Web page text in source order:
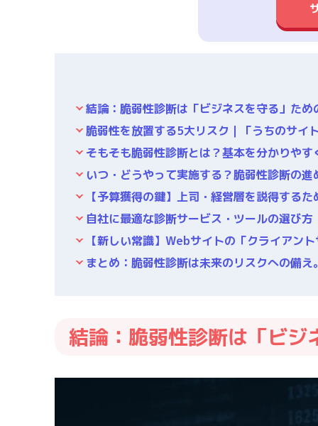
結論：脆弱性診断は「ビジネスを守る」ため
脆弱性を放置する5大リスク｜「うちのサイ
そもそも脆弱性診断とは？基本を分かりやす
いつ・どうやって実施する？脆弱性診断の進
【予算獲得の鍵】上司・経営層を説得する
自社に最適な診断サービス・ツールの選び方
【新しい常識】Webサイトの「クライア
まとめ：脆弱性診断は未来のリスクへの備
結論：脆弱性診断は「ビ